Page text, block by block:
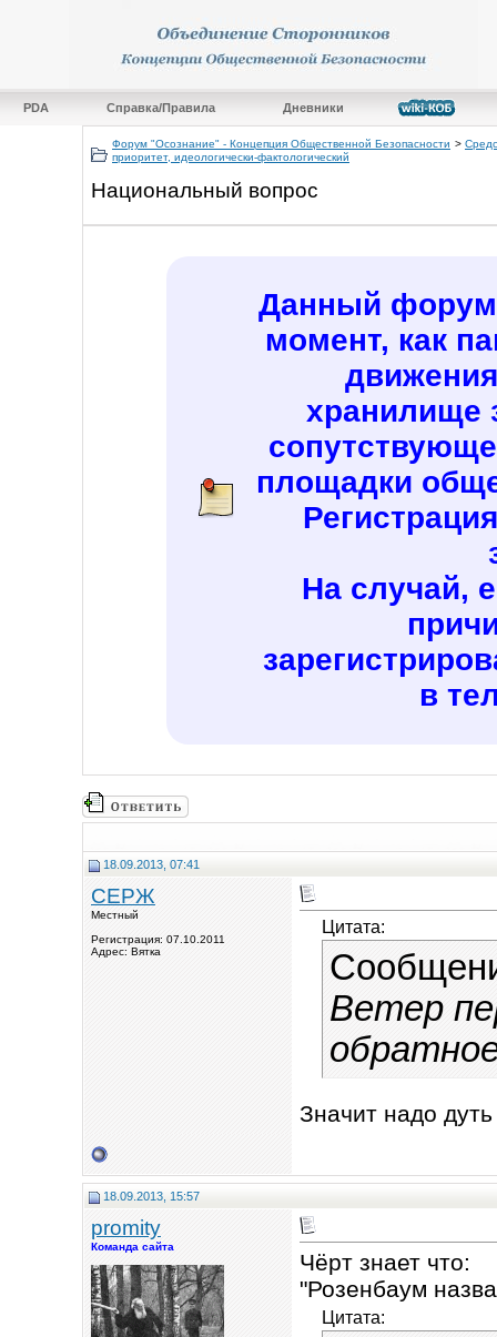
PDA Справка/Правила Дневники
Форум "Осознание" - Концепция Общественной Безопасности >
приоритет, идеологически-фактологический
Национальный вопрос
Данный форум
момент, как
хранилище
площадки
На случай,
в
18.09.2013, 07:41
СЕРЖ
Местный
Регистрация: 07.10.2011
Адрес: Вятка
Цитата:
Ветер
Значит надо
18.09.2013, 15:57
promity
Команда сайта
Чёрт знает что:
"Розенбаум
Цитата: